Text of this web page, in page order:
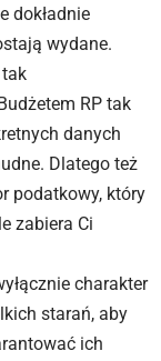
dokładnie
wydane.
RP tak
danych
Dlatego też
podatkowy, który
zabiera Ci
charakter
starań, aby
ich